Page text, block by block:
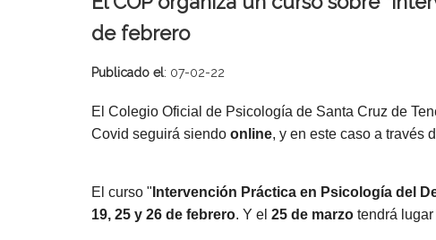
de febrero
Publicado el: 07-02-22
El Colegio Oficial de Psicología de Santa Cruz de
Covid seguirá siendo online, y en este caso a través
El curso " Intervención Práctica en Psicología del
19, 25 y 26 de febrero. Y el 25 de marzo tendrá